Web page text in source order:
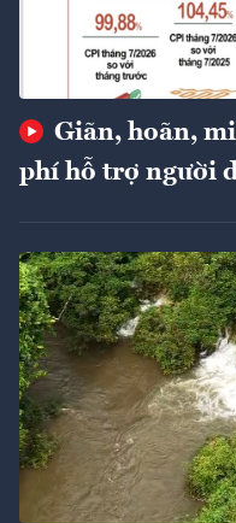
Giãn, hoãn,
phí hỗ trợ người